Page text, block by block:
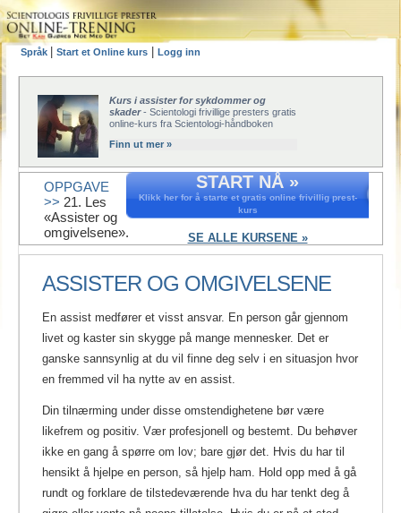
Språk Start et Online kurs Logg inn
Kurs i assister for sykdommer og
skader- Scientologi frivillige presters gratis
online-kurs fra Scientologi-håndboken
Finn ut mer »
START NÅ »
Klikk her for å starte et gratis online frivillig prest-
kurs
SE ALLE KURSENE »
OPPGAVE
>> 21. Les
«Assister og
omgivelsene».
ASSISTER OG OMGIVELSENE
En assist medfører et visst ansvar. En person går gjennom
livet og kaster sin skygge på mange mennesker. Det er
ganske sannsynlig at du vil finne deg selv i en situasjon hvor
en fremmed vil ha nytte av en assist.
Din tilnærming under disse omstendighetene bør være
likefrem og positiv. Vær profesjonell og bestemt. Du behøver
ikke en gang å spørre om lov; bare gjør det. Hvis du har til
hensikt å hjelpe en person, så hjelp ham. Hold opp med å gå
rundt og forklare de tilstedeværende hva du har tenkt deg å